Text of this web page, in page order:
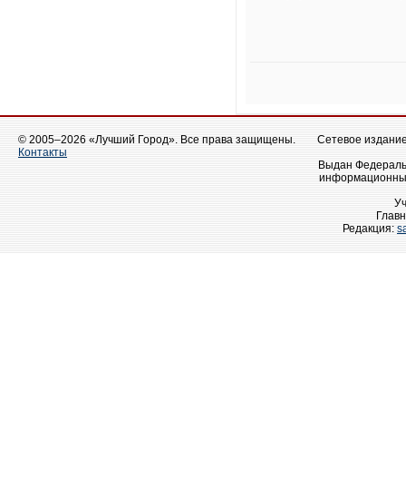
© 2005–2026 «Лучший Город». Все права защищены.
Контакты
Сетевое
Выдан
Редакция: